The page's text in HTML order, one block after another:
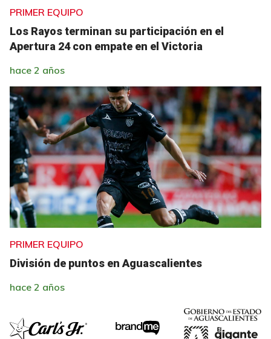
PRIMER EQUIPO
Los Rayos terminan su participación en el
Apertura 24 con empate en el Victoria
hace 2 años
PRIMER EQUIPO
División de puntos en Aguascalientes
hace 2 años